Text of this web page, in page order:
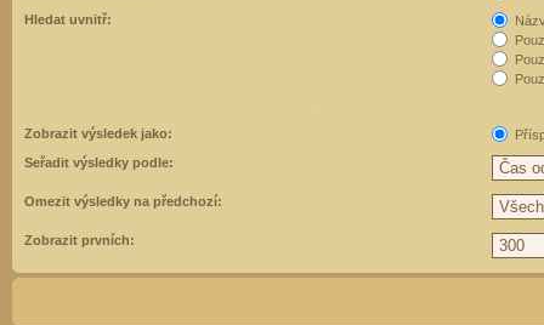
Hledat uvnitř:
Zobrazit výsledek jako:
Seřadit výsledky podle:
Omezit výsledky na předchozí:
Zobrazit prvních: